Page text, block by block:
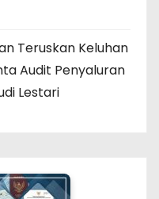
Teruskan Keluhan
Audit Penyaluran
Lestari